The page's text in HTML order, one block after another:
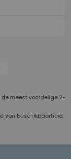
de meest voordelige 2-
van beschikbaarheid.